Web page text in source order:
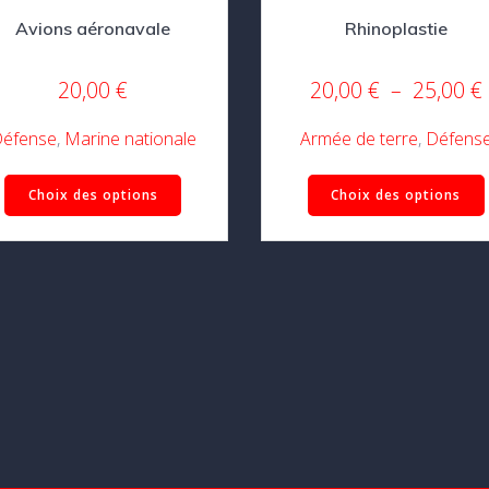
Avions aéronavale
20,00€
, Marine nationale
Choix des options
Ce
Rhinoplastie
20,00 € – 25,00 €
Armée de terre,
Choix des options